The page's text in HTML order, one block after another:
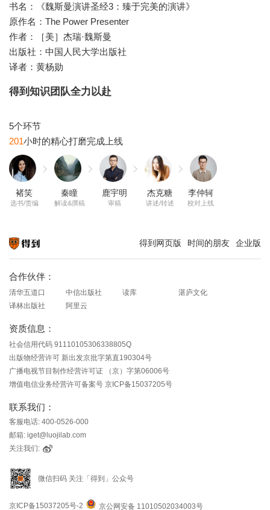
书名：《魏斯曼演讲圣经3：臻于完美的演讲》
原作名：The Power Presenter
作者：［美］杰瑞·魏斯曼
出版社：中国人民大学出版社
译者：黄杨勋
得到知识团队全力以赴
201
褚笑
选书/责编
秦瞳
解读&撰稿
鹿宇明
审稿
杰克糖
讲述/转述
李仲轲
校对上线
得到网页版 时间的朋友 企业版
合作伙伴：
清华五道口 中信出版社 读库
湛庐文化
译林出版社
阿里云
资质信息：
社会信用代码 91110105306338805Q
出版物经营许可 新出发京批字第直190304号
广播电视节目制作经营许可证 （京）字第06006号
增值电信业务经营许可备案号 京ICP备15037205号
联系我们：
客服电话: 400-0526-000
邮箱: iget@luojilab.com
关注我们:
微信扫码 关注「得到」公众号
京ICP备15037205号-2 京公网安备 11010502034003号